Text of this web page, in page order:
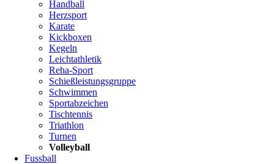
Handball
Herzsport
Navigation
überspringen
Karate
Kickboxen
Kegeln
Leichtathletik
Reha-Sport
Schießleistungsgruppe
Schwimmen
Navigation
überspringen
Sportabzeichen
Tischtennis
Triathlon
Turnen
Volleyball
Fussball